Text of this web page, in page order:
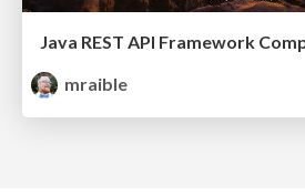
mraible